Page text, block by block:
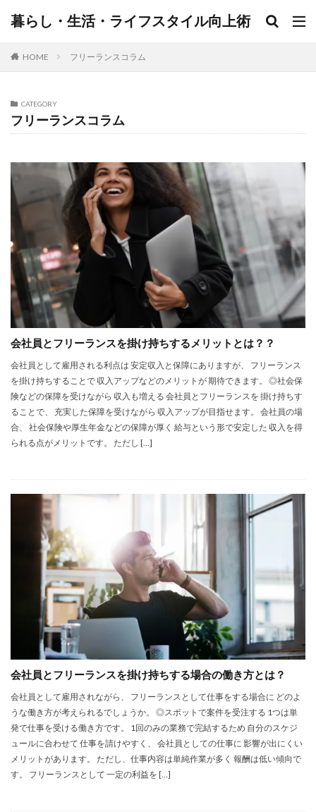
暮らし・生活・ライフスタイル向上術
HOME フリーランスコラム
CATEGORY
フリーランスコラム
会社員とフリーランスを掛け持ちするメリットとは？？
会社員として雇用される利点は 安定収入と保障にありますが、 フリーランス
を掛け持ちすることで 収入アップなどのメリットが 期待できます。 ◎社会保
険などの保障を受けながら 収入も増える 会社員とフリーランスを 掛け持ちす
ることで、 充実した保障を受けながら 収入アップが目指せます。 会社員の場
合、 社会保険や厚生年金などの保障が厚く 給与という形で安定した 収入を得
られる点がメリットです。 ただし […]
会社員とフリーランスを掛け持ちする場合の働き方とは？
会社員として雇用されながら、 フリーランスとして仕事をする場合に どのよ
うな働き方が考えられるでしょうか。 ◎スポットで案件を受注する 1つは単
発で仕事を受ける働き方です。 1回のみの業務で完結するため 自分のスケジ
ュールに合わせて 仕事を請けやすく、 会社員としての仕事に 影響が出にくい
メリットがあります。 ただし、仕事内容は単純作業が多く 報酬は低い傾向で
す。 フリーランスとして 一定の利益を […]